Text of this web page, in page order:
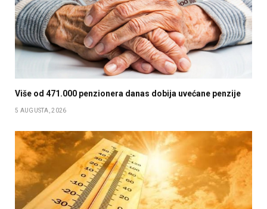
Više od 471.000 penzionera danas dobija uvećane penzije
5 AUGUSTA, 2026